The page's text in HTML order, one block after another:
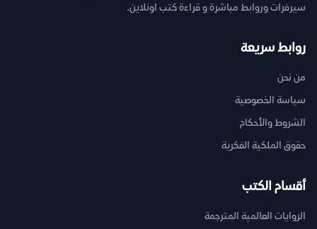
سيرفرات وروابط مباشرة و قراءة كتب اونلاين.
روابط سريعة
من نحن
سياسة الخصوصية
الشروط والأحكام
حقوق الملكية الفكرية
أقسام الكتب
الروايات العالمية المترجمة